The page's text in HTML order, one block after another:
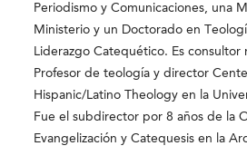
Periodismo y Comunicaciones, una
Ministerio y un Doctorado en
Liderazgo Catequético. Es consultor
Profesor de teología y director
Hispanic/Latino Theology en la
Fue el subdirector por 8 años de la
Evangelización y Catequesis en la